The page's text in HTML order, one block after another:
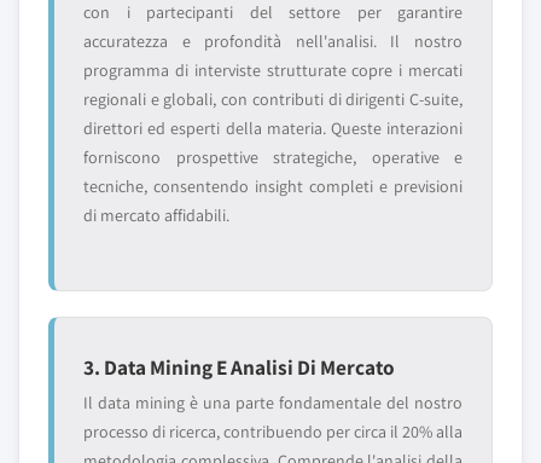
con i partecipanti del settore per garantire
accuratezza e profondità nell'analisi. Il nostro
programma di interviste strutturate copre i mercati
regionali e globali, con contributi di dirigenti C-suite,
direttori ed esperti della materia. Queste interazioni
forniscono prospettive strategiche, operative e
tecniche, consentendo insight completi e previsioni
di mercato affidabili.
3. Data Mining E Analisi Di Mercato
Il data mining è una parte fondamentale del nostro
processo di ricerca, contribuendo per circa il 20% alla